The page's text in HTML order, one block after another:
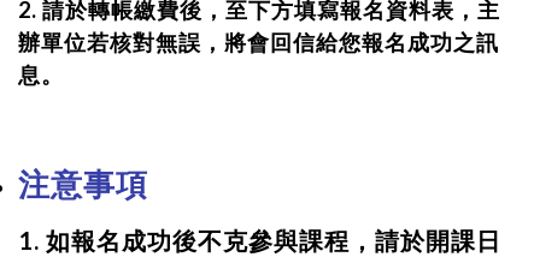
2. 請於轉帳繳費後，至下方填寫報名資料表，主
辦單位若核對無誤，將會回信給您報名成功之訊
息。
注意事項
1. 如報名成功後不克參與課程，請於開課日